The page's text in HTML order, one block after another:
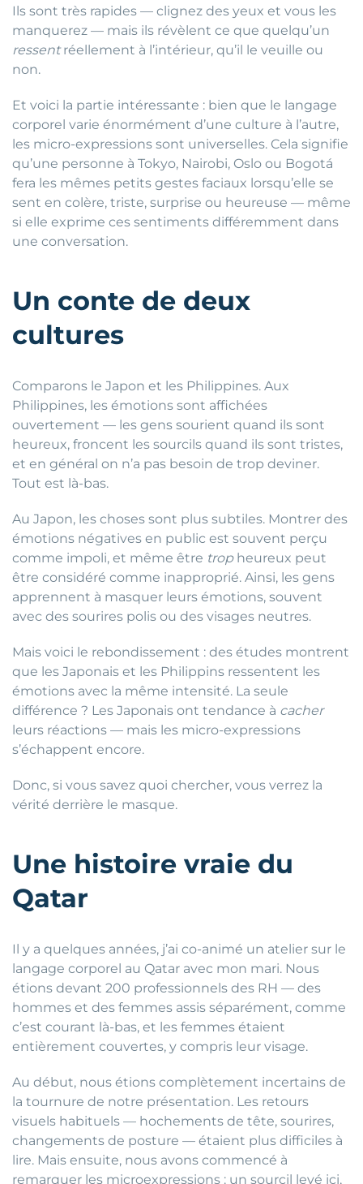
Ils sont très rapides — clignez des yeux et vous les
manquerez — mais ils révèlent ce que quelqu’un
ressentréellement à l’intérieur, qu’il le veuille ou
non.
Et voici la partie intéressante : bien que le langage
corporel varie énormément d’une culture à l’autre,
les micro-expressions sont universelles. Cela signifie
qu’une personne à Tokyo, Nairobi, Oslo ou Bogotá
fera les mêmes petits gestes faciaux lorsqu’elle se
sent en colère, triste, surprise ou heureuse — même
si elle exprime ces sentiments différemment dans
une conversation.
Un conte de deux
cultures
Comparons le Japon et les Philippines. Aux
Philippines, les émotions sont affichées
ouvertement — les gens sourient quand ils sont
heureux, froncent les sourcils quand ils sont tristes,
et en général on n’a pas besoin de trop deviner.
Tout est là-bas.
Au Japon, les choses sont plus subtiles. Montrer des
émotions négatives en public est souvent perçu
comme impoli, et même être tropheureux peut
être considéré comme inapproprié. Ainsi, les gens
apprennent à masquer leurs émotions, souvent
avec des sourires polis ou des visages neutres.
Mais voici le rebondissement : des études montrent
que les Japonais et les Philippins ressentent les
émotions avec la même intensité. La seule
différence ? Les Japonais ont tendance à cacher
leurs réactions — mais les micro-expressions
s’échappent encore.
Donc, si vous savez quoi chercher, vous verrez la
vérité derrière le masque.
Une histoire vraie du
Qatar
Il y a quelques années, j’ai co-animé un atelier sur le
langage corporel au Qatar avec mon mari. Nous
étions devant 200 professionnels des RH — des
hommes et des femmes assis séparément, comme
c’est courant là-bas, et les femmes étaient
entièrement couvertes, y compris leur visage.
Au début, nous étions complètement incertains de
la tournure de notre présentation. Les retours
visuels habituels — hochements de tête, sourires,
changements de posture — étaient plus difficiles à
lire. Mais ensuite, nous avons commencé à
remarquer les microexpressions : un sourcil levé ici,